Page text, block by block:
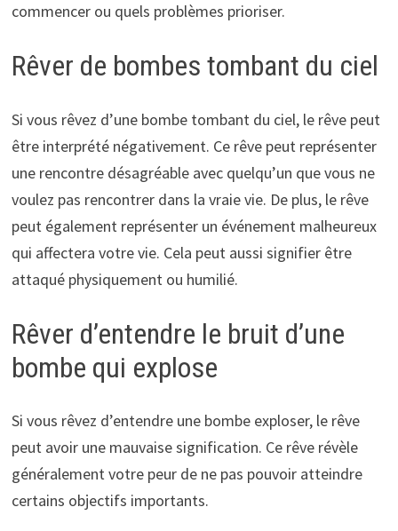
commencer ou quels problèmes prioriser.
Rêver de bombes tombant du ciel
Si vous rêvez d’une bombe tombant du ciel, le rêve peut
être interprété négativement. Ce rêve peut représenter
une rencontre désagréable avec quelqu’un que vous ne
voulez pas rencontrer dans la vraie vie. De plus, le rêve
peut également représenter un événement malheureux
qui affectera votre vie. Cela peut aussi signifier être
attaqué physiquement ou humilié.
Rêver d’entendre le bruit d’une
bombe qui explose
Si vous rêvez d’entendre une bombe exploser, le rêve
peut avoir une mauvaise signification. Ce rêve révèle
généralement votre peur de ne pas pouvoir atteindre
certains objectifs importants.